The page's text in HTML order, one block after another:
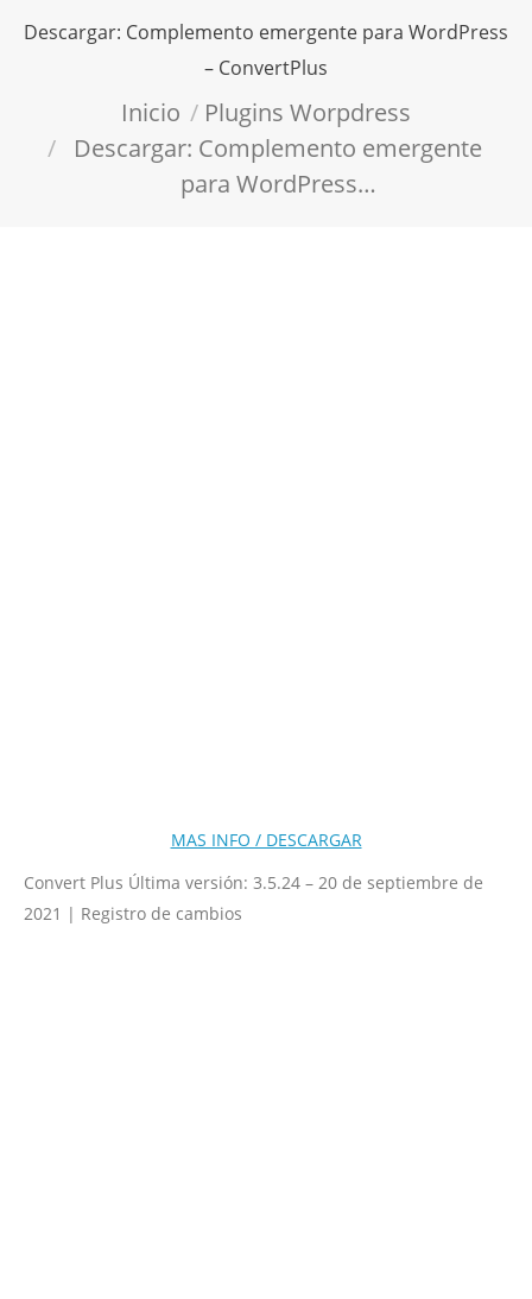
Descargar: Complemento emergente para WordPress
– ConvertPlus
Inicio
Plugins Worpdress
Descargar: Complemento emergente
para WordPress…
MAS INFO / DESCARGAR
Convert Plus Última versión: 3.5.24 – 20 de septiembre de
2021 | Registro de cambios